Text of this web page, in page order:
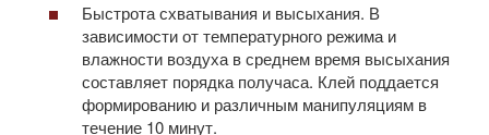
Быстрота схватывания и высыхания. В
зависимости от температурного режима и
влажности воздуха в среднем время высыхания
составляет порядка получаса. Клей поддается
формированию и различным манипуляциям в
течение 10 минут.